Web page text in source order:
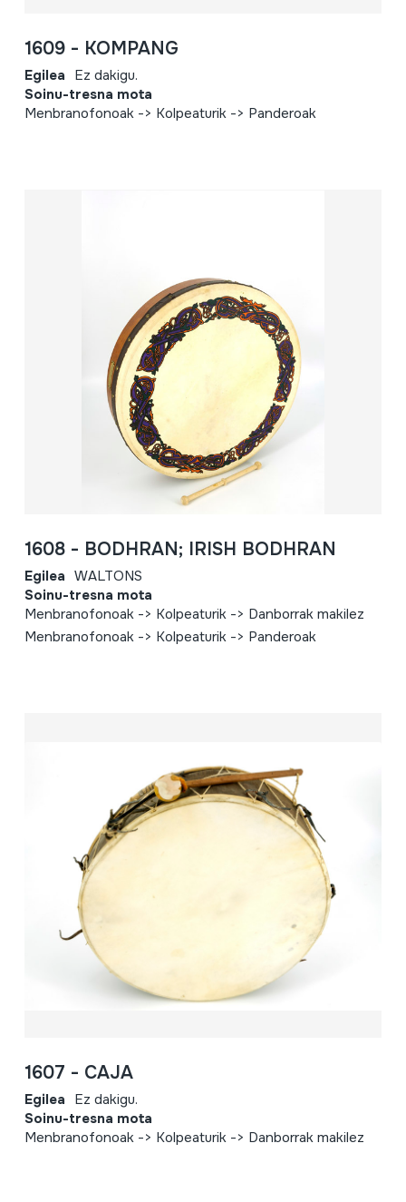
1609 - KOMPANG
Egilea Ez dakigu.
Soinu-tresna mota
Menbranofonoak -> Kolpeaturik -> Panderoak
1608 - BODHRAN; IRISH BODHRAN
Egilea WALTONS
Soinu-tresna mota
Menbranofonoak -> Kolpeaturik -> Danborrak makilez
Menbranofonoak -> Kolpeaturik -> Panderoak
1607 - CAJA
Egilea Ez dakigu.
Soinu-tresna mota
Menbranofonoak -> Kolpeaturik -> Danborrak makilez